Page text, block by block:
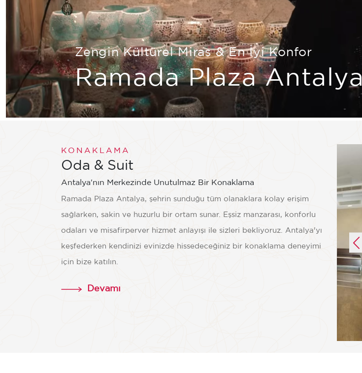
Zengin Kültürel Miras & En İyi Konfor
Ramada Plaza Antalya
KONAKLAMA
Oda & Suit
Antalya'nın Merkezinde Unutulmaz Bir Konaklama
Ramada Plaza Antalya, şehrin sunduğu tüm olanaklara kolay erişim
sağlarken, sakin ve huzurlu bir ortam sunar. Eşsiz manzarası, konforlu
odaları ve misafirperver hizmet anlayışı ile sizleri bekliyoruz. Antalya'yı
keşfederken kendinizi evinizde hissedeceğiniz bir konaklama deneyimi
için bize katılın.
Devamı